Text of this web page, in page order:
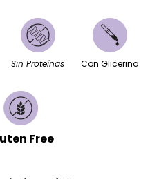
Sin Proteínas Con Glicerina
Free